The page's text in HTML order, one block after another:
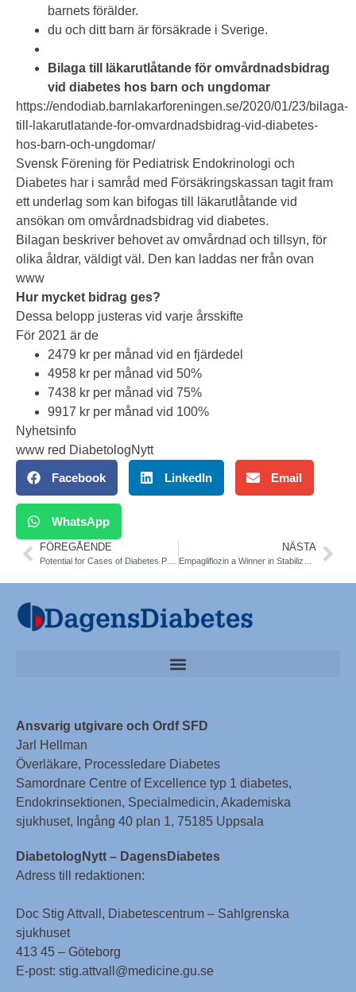
barnets förälder.
du och ditt barn är försäkrade i Sverige.
Bilaga till läkarutlåtande för omvårdnadsbidrag
vid diabetes hos barn och ungdomar
https://endodiab.barnlakarforeningen.se/2020/01/23/bilaga-
till-lakarutlatande-for-omvardnadsbidrag-vid-diabetes-
hos-barn-och-ungdomar/
Svensk Förening för Pediatrisk Endokrinologi och
Diabetes har i samråd med Försäkringskassan tagit fram
ett underlag som kan bifogas till läkarutlåtande vid
ansökan om omvårdnadsbidrag vid diabetes.
Bilagan beskriver behovet av omvårdnad och tillsyn, för
olika åldrar, väldigt väl. Den kan laddas ner från ovan
www
Hur mycket bidrag ges?
Dessa belopp justeras vid varje årsskifte
För 2021 är de
2479 kr per månad vid en fjärdedel
4958 kr per månad vid 50%
7438 kr per månad vid 75%
9917 kr per månad vid 100%
Nyhetsinfo
www red DiabetologNytt
Facebook LinkedIn Email
WhatsApp
FÖREGÅENDE NÄSTA
Ansvarig utgivare och Ordf SFD
Jarl Hellman
Överläkare, Processledare Diabetes
Samordnare Centre of Excellence typ 1 diabetes,
Endokrinsektionen, Specialmedicin, Akademiska
sjukhuset, Ingång 40 plan 1, 75185 Uppsala
DiabetologNytt – DagensDiabetes
Adress till redaktionen:
Doc Stig Attvall, Diabetescentrum – Sahlgrenska
sjukhuset
413 45 – Göteborg
E-post: stig.attvall@medicine.gu.se